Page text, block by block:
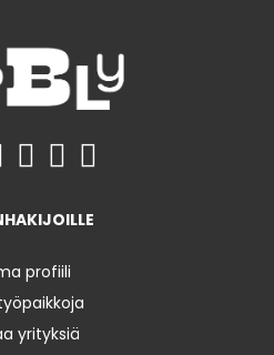
profiili
yrityksiä